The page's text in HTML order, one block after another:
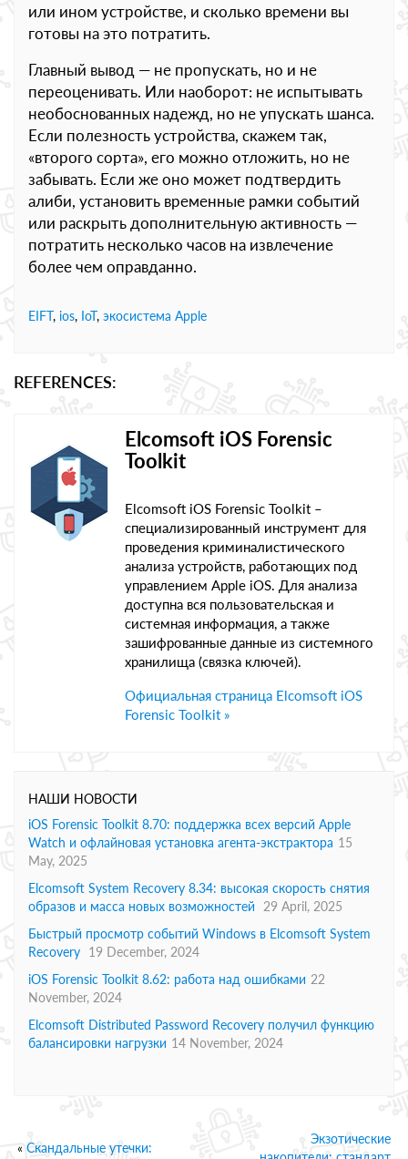
или ином устройстве, и сколько времени вы
готовы на это потратить.
Главный вывод — не пропускать, но и не
переоценивать. Или наоборот: не испытывать
необоснованных надежд, но не упускать шанса.
Если полезность устройства, скажем так,
«второго сорта», его можно отложить, но не
забывать. Если же оно может подтвердить
алиби, установить временные рамки событий
или раскрыть дополнительную активность —
потратить несколько часов на извлечение
более чем оправданно.
EIFT, ios, IoT, экосистема Apple
REFERENCES:
Elcomsoft iOS Forensic
Toolkit
Elcomsoft iOS Forensic Toolkit –
специализированный инструмент для
проведения криминалистического
анализа устройств, работающих под
управлением Apple iOS. Для анализа
доступна вся пользовательская и
системная информация, а также
зашифрованные данные из системного
хранилища (связка ключей).
Официальная страница Elcomsoft iOS
Forensic Toolkit »
НАШИ НОВОСТИ
iOS Forensic Toolkit 8.70: поддержка всех версий Apple
Watch и офлайновая установка агента-экстрактора 15
May, 2025
Elcomsoft System Recovery 8.34: высокая скорость снятия
образов и масса новых возможностей
29 April, 2025
Быстрый просмотр событий Windows в Elcomsoft System
Recovery 19 December, 2024
iOS Forensic Toolkit 8.62: работа над ошибками 22
November, 2024
Elcomsoft Distributed Password Recovery получил функцию
балансировки нагрузки 14 November, 2024
« Скандальные утечки:
Экзотические